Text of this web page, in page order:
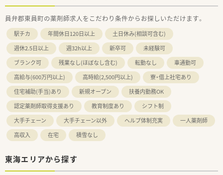
員弁郡東員町の薬剤師求人をこだわり条件からお探しいただけます。
駅チカ 年間休日120日以上
土日休み(相談可含む)
週休2.5日以上
週32h以上 新卒可
未経験可
ブランク可
残業なし(ほぼなし含む) 転勤なし
車通勤可
高給与(600万円以上)
高時給(2,500円以上)
寮・借上社宅あり
住宅補助(手当)あり
新規オープン
扶養内勤務OK
認定薬剤師取得支援あり
教育制度あり
シフト制
大手チェーン
大手チェーン以外 ヘルプ体制充実
一人薬剤師
高収入
在宅 積雪なし
東海エリアから探す